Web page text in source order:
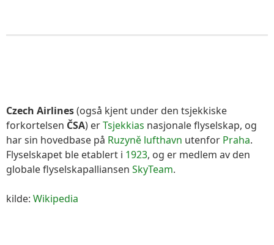
Czech Airlines(også kjent under den tsjekkiske
forkortelsen ČSA) erTsjekkias nasjonale flyselskap, og
har sin hovedbase på Ruzyně lufthavn utenfor Praha.
Flyselskapet ble etablert i 1923, og er medlem av den
globale flyselskapalliansen SkyTeam.
kilde: Wikipedia